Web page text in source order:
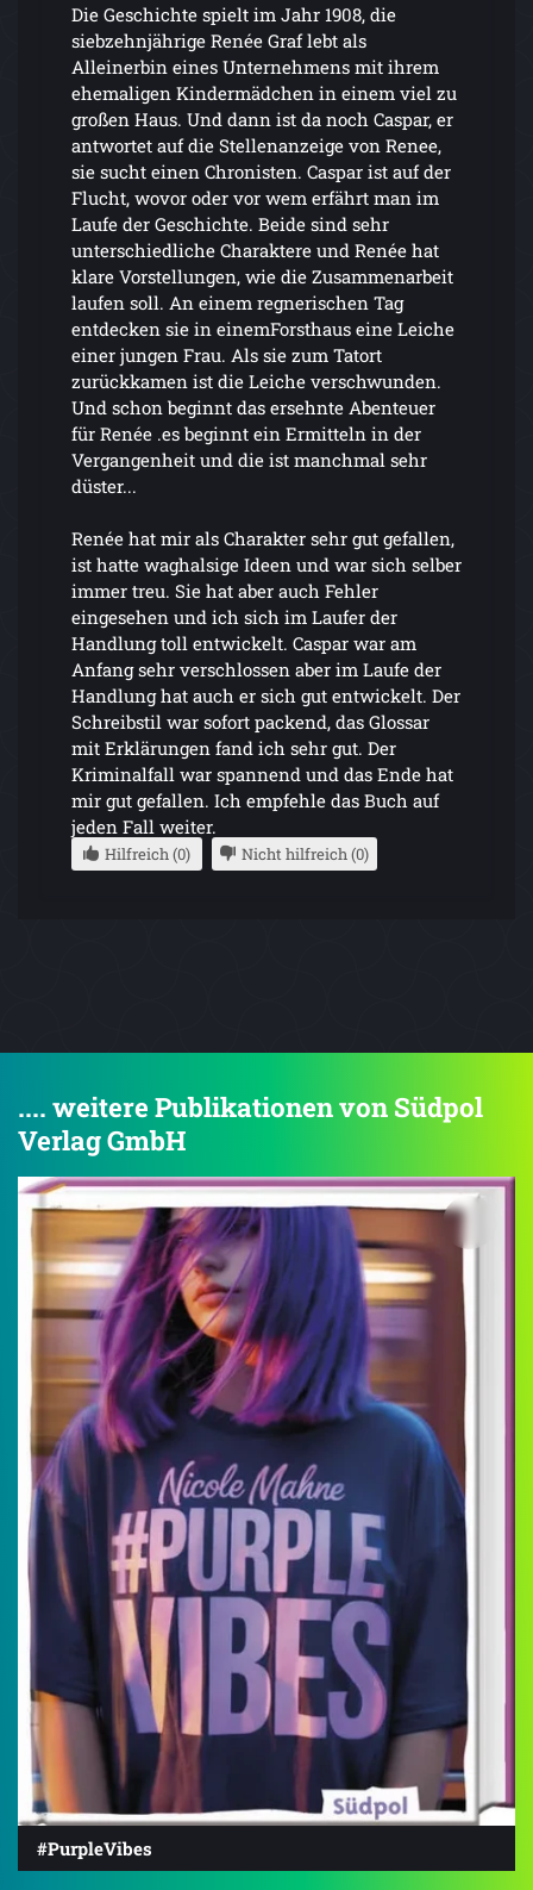
Die Geschichte spielt im Jahr 1908, die
siebzehnjährige Renée Graf lebt als
Alleinerbin eines Unternehmens mit ihrem
ehemaligen Kindermädchen in einem viel zu
großen Haus. Und dann ist da noch Caspar, er
antwortet auf die Stellenanzeige von Renee,
sie sucht einen Chronisten. Caspar ist auf der
Flucht, wovor oder vor wem erfährt man im
Laufe der Geschichte. Beide sind sehr
unterschiedliche Charaktere und Renée hat
klare Vorstellungen, wie die Zusammenarbeit
laufen soll. An einem regnerischen Tag
entdecken sie in einemForsthaus eine Leiche
einer jungen Frau. Als sie zum Tatort
zurückkamen ist die Leiche verschwunden.
Und schon beginnt das ersehnte Abenteuer
für Renée .es beginnt ein Ermitteln in der
Vergangenheit und die ist manchmal sehr
düster...
Renée hat mir als Charakter sehr gut gefallen,
ist hatte waghalsige Ideen und war sich selber
immer treu. Sie hat aber auch Fehler
eingesehen und ich sich im Laufer der
Handlung toll entwickelt. Caspar war am
Anfang sehr verschlossen aber im Laufe der
Handlung hat auch er sich gut entwickelt. Der
Schreibstil war sofort packend, das Glossar
mit Erklärungen fand ich sehr gut. Der
Kriminalfall war spannend und das Ende hat
mir gut gefallen. Ich empfehle das Buch auf
jeden Fall weiter.
Hilfreich (0) Nicht hilfreich (0)
.... weitere Publikationen von Südpol
Verlag GmbH
#PurpleVibes